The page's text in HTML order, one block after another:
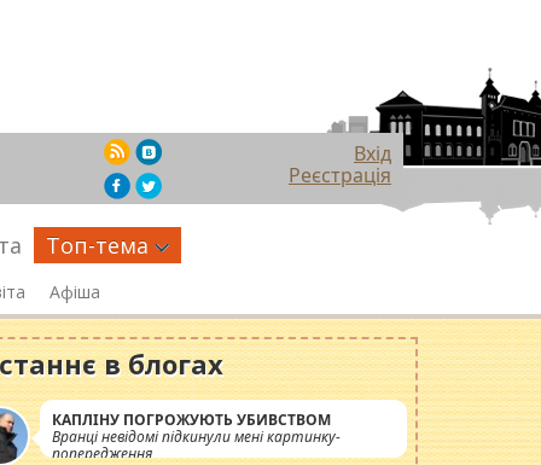
Вхід
Реєстрація
Топ-тема
Афіша
в блогах
КАПЛІНУ ПОГРОЖУЮТЬ УБИВСТВОМ
Вранці невідомі підкинули мені картинку-
попередження